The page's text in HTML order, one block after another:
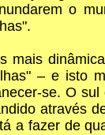
o
mais
– e isto
se. O
através
a fazer de